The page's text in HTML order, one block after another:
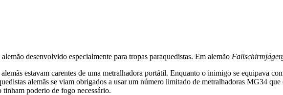
desenvolvido especialmente para tropas paraquedistas. Em alemão
estavam carentes de uma metralhadora portátil. Enquanto o inimigo se equipava
alemãs se viam obrigados a usar um número limitado de metralhadoras MG34 que
poderio de fogo necessário.